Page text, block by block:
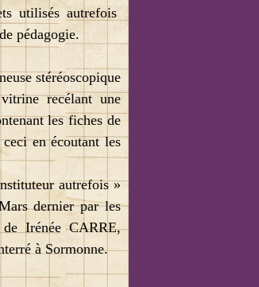
utilisés autrefois
pédagogie.
stéréoscopique
recélant une
les fiches de
en écoutant les
autrefois »
dernier par les
Irénée CARRE,
à Sormonne.